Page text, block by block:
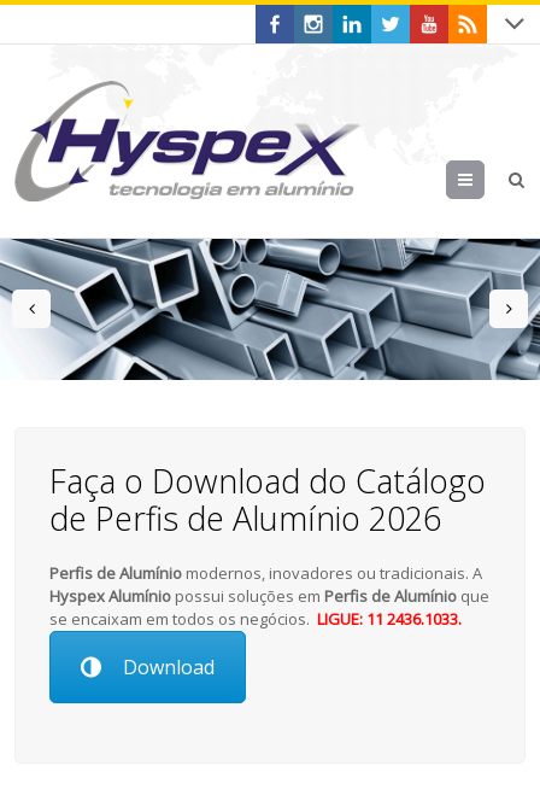
Menu
prev
Faça o Download do Catálogo
de Perfis de Alumínio 2026
Perfis de Alumínio modernos, inovadores ou tradicionais. A
Hyspex Alumínio possui soluções em Perfis de Alumínio que
se encaixam em todos os negócios.LIGUE: 11 2436.1033.
Download